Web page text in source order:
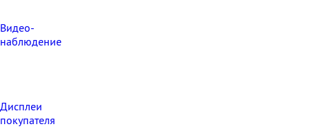
Видео‑
наблюдение
Дисплеи
покупателя